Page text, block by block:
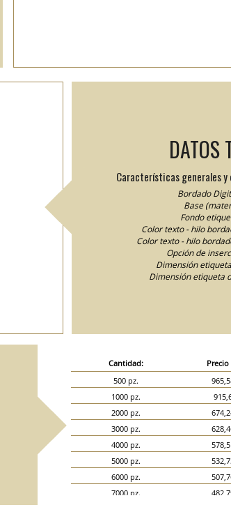
DATOS
Características generales
Bordado
Base
Fondo
Color texto - hilo
Color texto - hilo
Opción de
Dimensión
Dimensión etiqueta
Cantidad:
500 pz.
1000 pz.
2000 pz.
3000 pz.
4000 pz.
5000 pz.
6000 pz.
7000 pz.